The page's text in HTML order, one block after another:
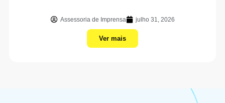
Assessoria de Imprensa julho 31, 2026
Ver mais